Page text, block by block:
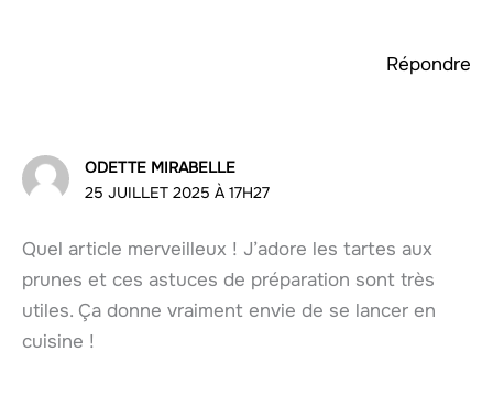
Répondre
ODETTE MIRABELLE
25 JUILLET 2025 À 17H27
Quel article merveilleux ! J’adore les tartes aux
prunes et ces astuces de préparation sont très
utiles. Ça donne vraiment envie de se lancer en
cuisine !